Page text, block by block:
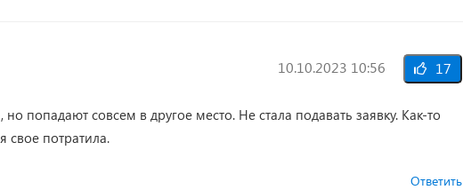
10.10.2023 10:56 17
попадают совсем в другое место. Не стала подавать заявку. Как-то
свое потратила.
Ответить